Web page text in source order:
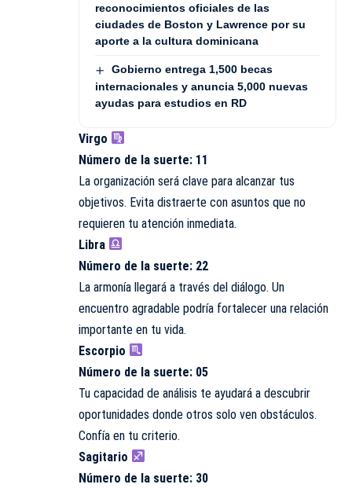
reconocimientos oficiales de las
ciudades de Boston y Lawrence por su
aporte a la cultura dominicana
Gobierno entrega 1,500 becas
internacionales y anuncia 5,000 nuevas
ayudas para estudios en RD
Virgo
Número de la suerte: 11
La organización será clave para alcanzar tus
objetivos. Evita distraerte con asuntos que no
requieren tu atención inmediata.
Libra
Número de la suerte: 22
La armonía llegará a través del diálogo. Un
encuentro agradable podría fortalecer una relación
importante en tu vida.
Escorpio
Número de la suerte: 05
Tu capacidad de análisis te ayudará a descubrir
oportunidades donde otros solo ven obstáculos.
Confía en tu criterio.
Sagitario
Número de la suerte: 30